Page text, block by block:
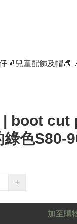
🧦 兒童配飾及帽👒
boot cut
綠色S80-
+
加至購